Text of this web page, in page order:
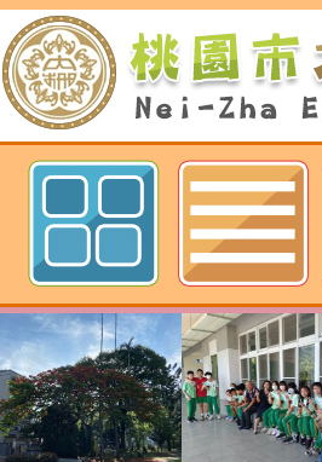
歡迎參觀：桃園市
檢送桃園
「115年度
函轉本府